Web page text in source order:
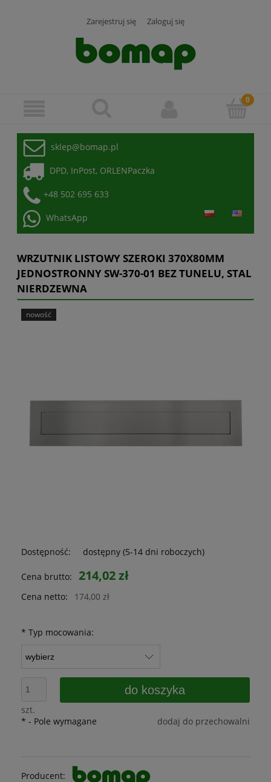
Zarejestruj się Zaloguj się
sklep@bomap.pl
DPD, InPost, ORLENPaczka
+48 502 695 633
WhatsApp
WRZUTNIK LISTOWY SZEROKI 370X80MM
JEDNOSTRONNY SW-370-01 BEZ TUNELU, STAL
NIERDZEWNA
nowość
Dostępność: dostępny (5-14 dni roboczych)
Cena brutto: 214,02 zł
Cena netto: 174,00 zł
* Typ mocowania:
szt.
do koszyka
dodaj do przechowalni
* - Pole wymagane
Producent: